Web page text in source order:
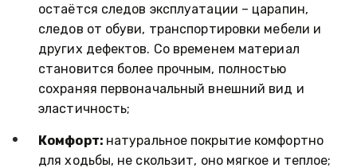
остаётся следов эксплуатации – царапин,
следов от обуви, транспортировки мебели и
других дефектов. Со временем материал
становится более прочным, полностью
сохраняя первоначальный внешний вид и
эластичность;
Комфорт: натуральное покрытие комфортно
для ходьбы, не скользит, оно мягкое и теплое;